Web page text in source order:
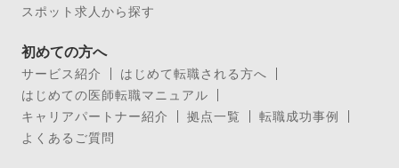
スポット求人から探す
初めての方へ
サービス紹介
はじめて転職される方へ
はじめての医師転職マニュアル
キャリアパートナー紹介
拠点一覧
転職成功事例
よくあるご質問